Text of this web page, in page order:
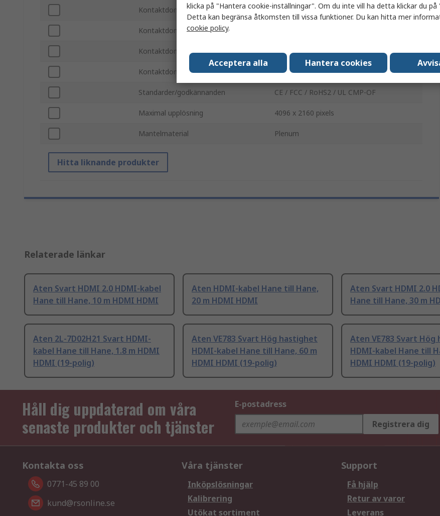
Kontaktdon typ A HDMI
Kontaktdon typ B
Kontaktdon hane/hona A Hane
Kontaktdon hane/hona B Hane
Standarder/godkännanden CE / FCC / RoHS2 / UL CMP-OF
Maximal upplösning 4096 x 2160 pixels
Mantelmaterial Plenum
Hitta liknande produkter
Relaterade länkar
Aten Svart HDMI 2.0 HDMI-kabel
Hane till Hane, 10 m HDMI HDMI
Aten HDMI-kabel Hane till Hane,
20 m HDMI HDMI
Aten Svart HDMI 2.0
Hane till Hane, 30 m
Aten 2L-7D02H21 Svart HDMI-
kabel Hane till Hane, 1.8 m HDMI
HDMI (19-polig)
Aten VE783 Svart Hög hastighet
HDMI-kabel Hane till Hane, 60 m
HDMI HDMI (19-polig)
Aten VE783 Svart
HDMI-kabel Hane till
HDMI HDMI (19-polig)
Håll dig uppdaterad om våra
senaste produkter och tjänster
E-postadress
Registrera dig
Kontakta oss
0771-45 89 00
kund@rsonline.se
Våra tjänster
Inköpslösningar
Kalibrering
Utökat sortiment
Support
Få hjälp
Retur av varor
Leverans
klicka på "Hantera cookie-inställningar". Om du inte vill ha detta klickar du på
Detta kan begränsa åtkomsten till vissa funktioner. Du kan hitta mer
cookie policy.
Acceptera alla Hantera cookies